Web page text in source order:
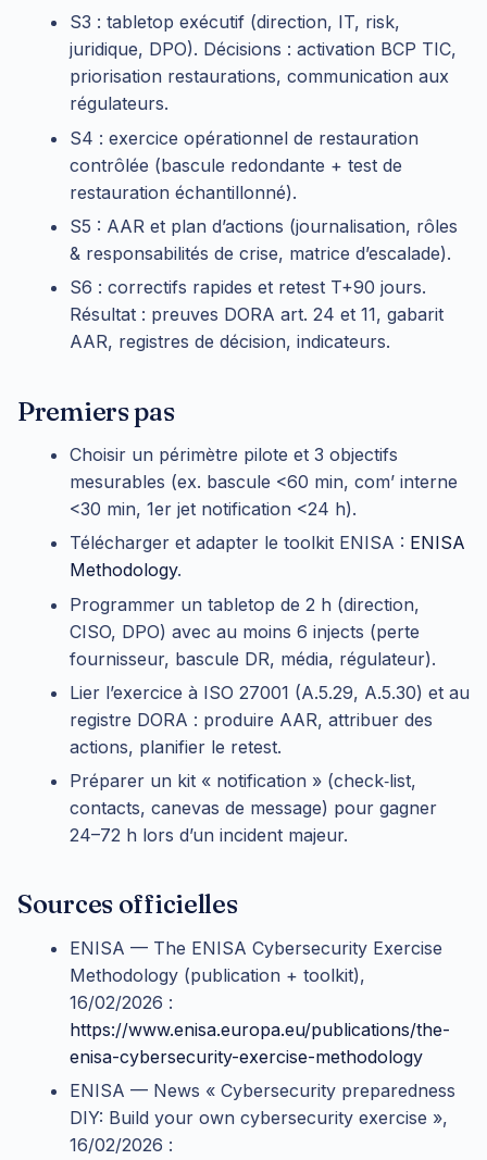
S3 : tabletop exécutif (direction, IT, risk,
juridique, DPO). Décisions : activation BCP TIC,
priorisation restaurations, communication aux
régulateurs.
S4 : exercice opérationnel de restauration
contrôlée (bascule redondante + test de
restauration échantillonné).
S5 : AAR et plan d’actions (journalisation, rôles
& responsabilités de crise, matrice d’escalade).
S6 : correctifs rapides et retest T+90 jours.
Résultat : preuves DORA art. 24 et 11, gabarit
AAR, registres de décision, indicateurs.
Premiers pas
Choisir un périmètre pilote et 3 objectifs
mesurables (ex. bascule <60 min, com’ interne
<30 min, 1er jet notification <24 h).
Télécharger et adapter le toolkit ENISA : ENISA
Methodology.
Programmer un tabletop de 2 h (direction,
CISO, DPO) avec au moins 6 injects (perte
fournisseur, bascule DR, média, régulateur).
Lier l’exercice à ISO 27001 (A.5.29, A.5.30) et au
registre DORA : produire AAR, attribuer des
actions, planifier le retest.
Préparer un kit « notification » (check‑list,
contacts, canevas de message) pour gagner
24–72 h lors d’un incident majeur.
Sources officielles
ENISA — The ENISA Cybersecurity Exercise
Methodology (publication + toolkit),
16/02/2026 :
https://www.enisa.europa.eu/publications/the-
enisa-cybersecurity-exercise-methodology
ENISA — News « Cybersecurity preparedness
DIY: Build your own cybersecurity exercise »,
16/02/2026 :